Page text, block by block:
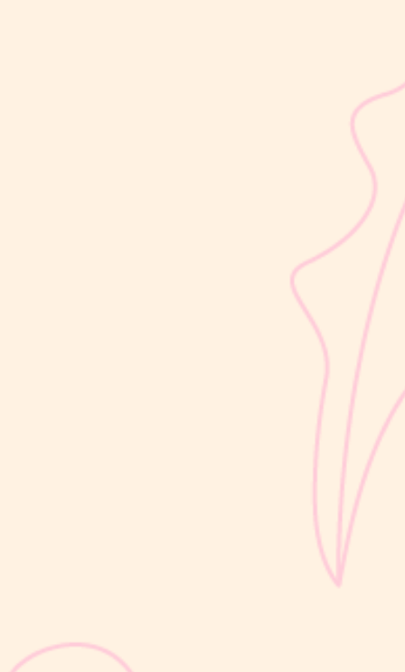
utama untuk menilai apakah tumbuh kembang si Kecil berjalan
optimal. Berbeda dengan berat badan yang bisa naik-turun dalam
waktu singkat, pertambahan tinggi badan cenderung berlangsung